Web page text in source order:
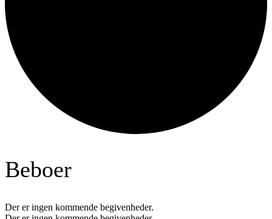
Beboer
Der er ingen kommende begivenheder.